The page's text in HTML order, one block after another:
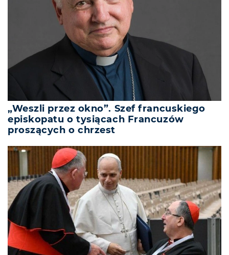
„Weszli przez okno”. Szef francuskiego
episkopatu o tysiącach Francuzów
proszących o chrzest